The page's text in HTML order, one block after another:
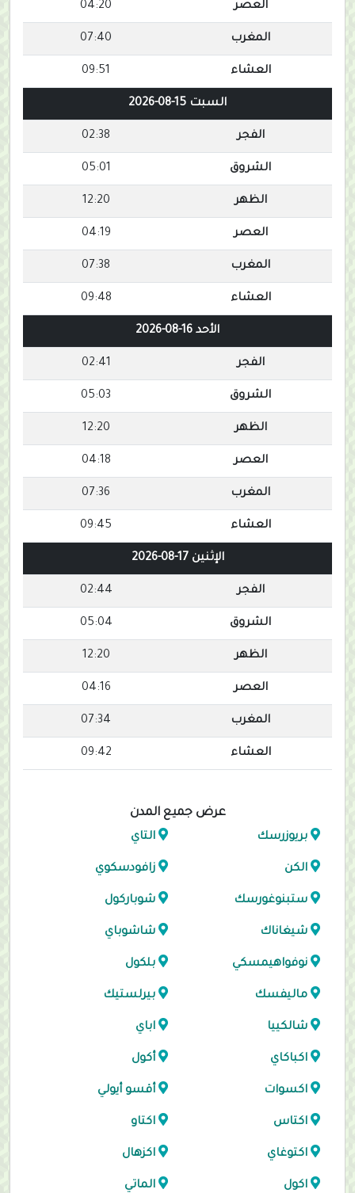
العصر 04:20
المغرب 07:40
العشاء 09:51
السبت 15-08-2026
الفجر 02:38
الشروق 05:01
الظهر 12:20
العصر 04:19
المغرب 07:38
العشاء 09:48
الأحد 16-08-2026
الفجر 02:41
الشروق 05:03
الظهر 12:20
العصر 04:18
المغرب 07:36
العشاء 09:45
الإثنين 17-08-2026
الفجر 02:44
الشروق 05:04
الظهر 12:20
العصر 04:16
المغرب 07:34
العشاء 09:42
عرض جميع المدن
بريوزرسك التاي
الكن زافودسكوي
ستبنوغورسك شوباركول
شيغاناك شاشوباي
نوفواهيمسكي بلكول
ماليفسك بيرلستيك
شالكييا اباي
اكباكاي أكول
اكسوات أقسو أيولي
اكتاس اكتاو
اكتوغاي اكزهال
اكول الماتي